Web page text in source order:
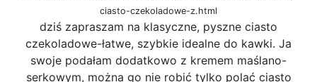
ciasto-czekoladowe-z.html
dziś zapraszam na klasyczne, pyszne ciasto
czekoladowe-łatwe, szybkie idealne do kawki. Ja
swoje podałam dodatkowo z kremem maślano-
serkowym, można go nie robić tylko polać ciasto